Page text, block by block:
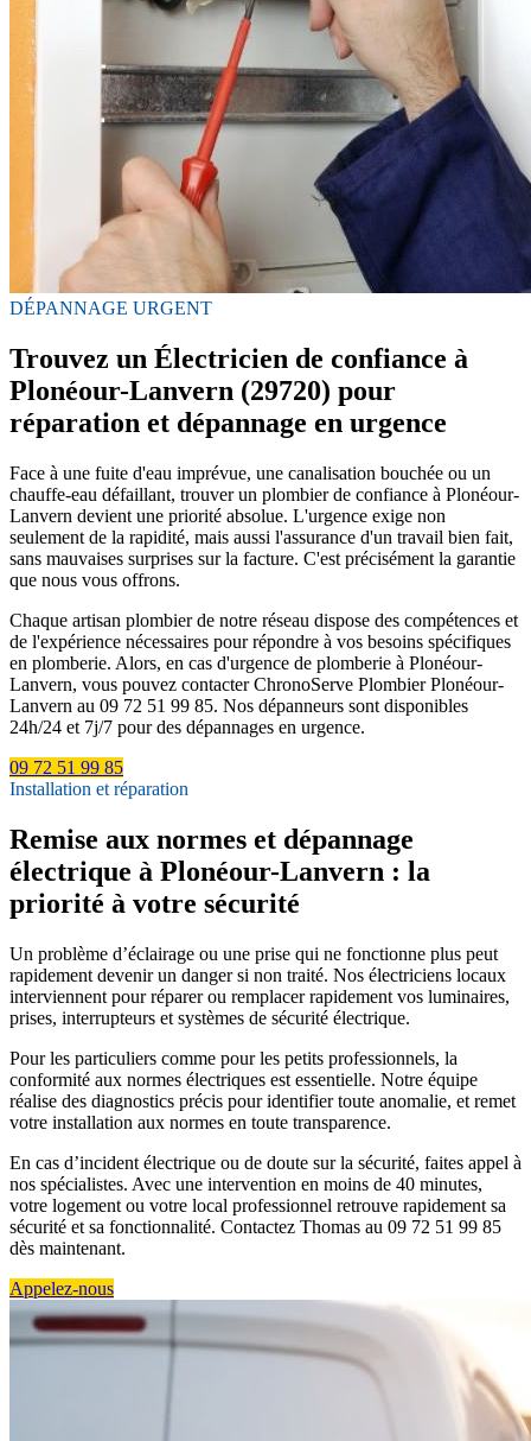
DÉPANNAGE URGENT
Trouvez un Électricien de confiance à
Plonéour-Lanvern (29720) pour
réparation et dépannage en urgence
Face à une fuite d'eau imprévue, une canalisation bouchée ou un
chauffe-eau défaillant, trouver un plombier de confiance à Plonéour-
Lanvern devient une priorité absolue. L'urgence exige non
seulement de la rapidité, mais aussi l'assurance d'un travail bien fait,
sans mauvaises surprises sur la facture. C'est précisément la garantie
que nous vous offrons.
Chaque artisan plombier de notre réseau dispose des compétences et
de l'expérience nécessaires pour répondre à vos besoins spécifiques
en plomberie. Alors, en cas d'urgence de plomberie à Plonéour-
Lanvern, vous pouvez contacter ChronoServe Plombier Plonéour-
Lanvern au 09 72 51 99 85. Nos dépanneurs sont disponibles
24h/24 et 7j/7 pour des dépannages en urgence.
09 72 51 99 85
Installation et réparation
Remise aux normes et dépannage
électrique à Plonéour-Lanvern : la
priorité à votre sécurité
Un problème d’éclairage ou une prise qui ne fonctionne plus peut
rapidement devenir un danger si non traité. Nos électriciens locaux
interviennent pour réparer ou remplacer rapidement vos luminaires,
prises, interrupteurs et systèmes de sécurité électrique.
Pour les particuliers comme pour les petits professionnels, la
conformité aux normes électriques est essentielle. Notre équipe
réalise des diagnostics précis pour identifier toute anomalie, et remet
votre installation aux normes en toute transparence.
En cas d’incident électrique ou de doute sur la sécurité, faites appel à
nos spécialistes. Avec une intervention en moins de 40 minutes,
votre logement ou votre local professionnel retrouve rapidement sa
sécurité et sa fonctionnalité. Contactez Thomas au 09 72 51 99 85
dès maintenant.
Appelez-nous